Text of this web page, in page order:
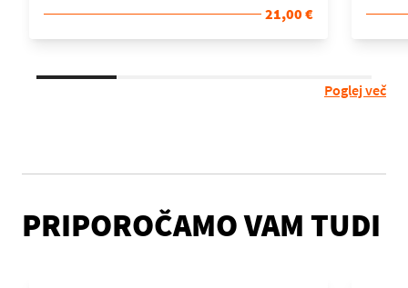
21,00 €
Poglej več
PRIPOROČAMO VAM TUDI